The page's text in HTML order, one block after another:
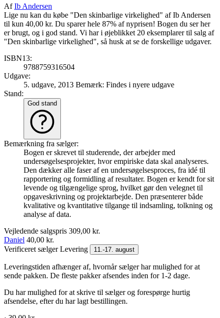
AfIb Andersen
Lige nu kan du købe "Den skinbarlige virkelighed" af Ib Andersen
til kun 40,00 kr. Du sparer hele 87% af nyprisen! Bogen du ser her
er brugt, og i god stand. Vi har i øjeblikket 20 eksemplarer til salg af
"Den skinbarlige virkelighed", så husk at se de forskellige udgaver.
ISBN13:
9788759316504
Udgave:
5. udgave, 2013 Bemærk: Findes i nyere udgave
Stand:
God stand
Bemærkning fra sælger:
Bogen er skrevet til studerende, der arbejder med
undersøgelsesprojekter, hvor empiriske data skal analyseres.
Den dækker alle faser af en undersøgelsesproces, fra idé til
rapportering og formidling af resultater. Bogen er kendt for sit
levende og tilgængelige sprog, hvilket gør den velegnet til
opgaveskrivning og projektarbejde. Den præsenterer både
kvalitative og kvantitative tilgange til indsamling, tolkning og
analyse af data.
Vejledende salgspris 309,00 kr.
Daniel 40,00 kr.
Verificeret sælgerLevering 11.-17. august
Leveringstiden afhænger af, hvornår sælger har mulighed for at
sende pakken. De fleste pakker afsendes inden for 1-2 dage.
Du har mulighed for at skrive til sælger og forespørge hurtig
afsendelse, efter du har lagt bestillingen.